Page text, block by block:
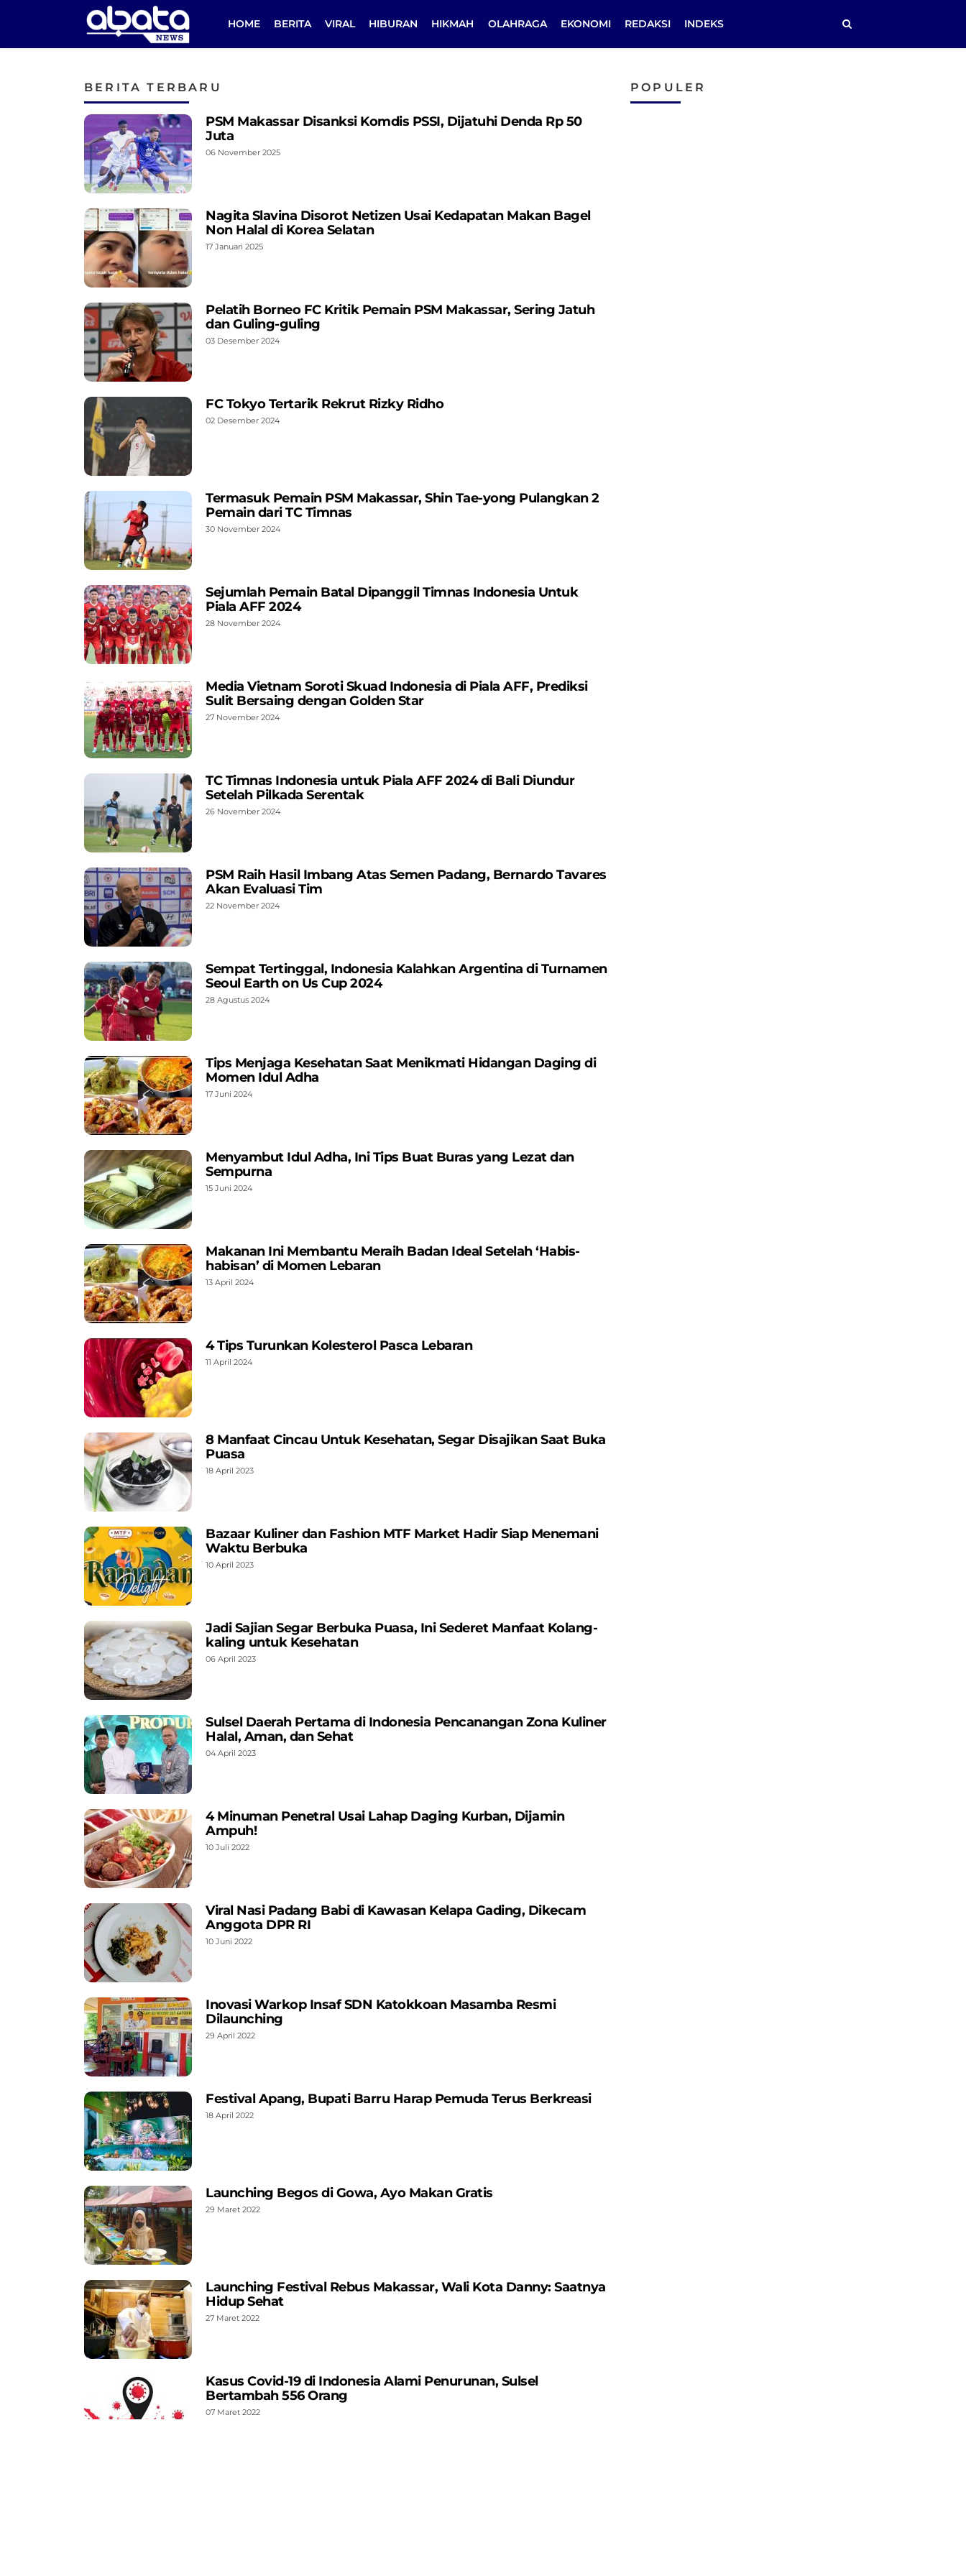
HOME BERITA VIRAL HIBURAN HIKMAH OLAHRAGA EKONOMI REDAKSI INDEKS
BERITA TERBARU
PSM Makassar Disanksi Komdis PSSI, Dijatuhi Denda Rp 50
Juta
06 November 2025
Nagita Slavina Disorot Netizen Usai Kedapatan Makan Bagel
Non Halal di Korea Selatan
17 Januari 2025
Pelatih Borneo FC Kritik Pemain PSM Makassar, Sering Jatuh
dan Guling-guling
03 Desember 2024
FC Tokyo Tertarik Rekrut Rizky Ridho
02 Desember 2024
Termasuk Pemain PSM Makassar, Shin Tae-yong Pulangkan 2
Pemain dari TC Timnas
30 November 2024
Sejumlah Pemain Batal Dipanggil Timnas Indonesia Untuk
Piala AFF 2024
28 November 2024
Media Vietnam Soroti Skuad Indonesia di Piala AFF, Prediksi
Sulit Bersaing dengan Golden Star
27 November 2024
TC Timnas Indonesia untuk Piala AFF 2024 di Bali Diundur
Setelah Pilkada Serentak
26 November 2024
PSM Raih Hasil Imbang Atas Semen Padang, Bernardo Tavares
Akan Evaluasi Tim
22 November 2024
Sempat Tertinggal, Indonesia Kalahkan Argentina di Turnamen
Seoul Earth on Us Cup 2024
28 Agustus 2024
Tips Menjaga Kesehatan Saat Menikmati Hidangan Daging di
Momen Idul Adha
17 Juni 2024
Menyambut Idul Adha, Ini Tips Buat Buras yang Lezat dan
Sempurna
15 Juni 2024
Makanan Ini Membantu Meraih Badan Ideal Setelah ‘Habis-
habisan’ di Momen Lebaran
13 April 2024
4 Tips Turunkan Kolesterol Pasca Lebaran
11 April 2024
8 Manfaat Cincau Untuk Kesehatan, Segar Disajikan Saat Buka
Puasa
18 April 2023
Bazaar Kuliner dan Fashion MTF Market Hadir Siap Menemani
Waktu Berbuka
10 April 2023
Jadi Sajian Segar Berbuka Puasa, Ini Sederet Manfaat Kolang-
kaling untuk Kesehatan
06 April 2023
Sulsel Daerah Pertama di Indonesia Pencanangan Zona Kuliner
Halal, Aman, dan Sehat
04 April 2023
4 Minuman Penetral Usai Lahap Daging Kurban, Dijamin
Ampuh!
10 Juli 2022
Viral Nasi Padang Babi di Kawasan Kelapa Gading, Dikecam
Anggota DPR RI
10 Juni 2022
Inovasi Warkop Insaf SDN Katokkoan Masamba Resmi
Dilaunching
29 April 2022
Festival Apang, Bupati Barru Harap Pemuda Terus Berkreasi
18 April 2022
Launching Begos di Gowa, Ayo Makan Gratis
29 Maret 2022
Launching Festival Rebus Makassar, Wali Kota Danny: Saatnya
Hidup Sehat
27 Maret 2022
Kasus Covid-19 di Indonesia Alami Penurunan, Sulsel
Bertambah 556 Orang
07 Maret 2022
POPULER